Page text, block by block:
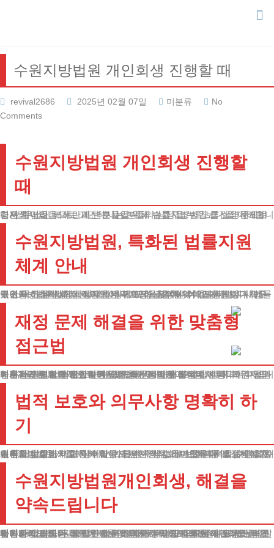
수원지방법원 개인회생 진행할 때
revival2686 2025년 02월 07일 미분류
No
Comments
수원지방법원 개인회생 진행할
때
경제적 어려움으로 고민하시는 분들의 심정을 누구보다 잘 이해합니다. 법무법인 테헤란의 변호사입니다. 수원지방법원 금전적 문제로 힘든 시간을 보내고 계신 분들을 위해 법률구조 제도를 설명해드리고자 합니다.
수원지방법원, 특화된 법률지원
체계 안내
수원지방법원개인회생절차는 귀하의 상황에 맞춰 진행됩니다. 법률구조를 신청하실 때는 기본 자격요건을 갖추셔야 합니다. 정기적으로 소득이 발생하는 직장인이나 자영업자여야 하며, 자산보다 채무액이 더 많은 상황이어야 합니다. 또한 총부채액이 제한 범위 내에 있어야 하는데, 이는 실제 상황에 따라 조정될 수 있습니다.
재정 문제 해결을 위한 맞춤형
접근법
채무정리를 위해서는 수원지방법원, 세밀한 분석이 선행되어야 합니다. 수원지방법원개인회생을 신청하면 법원에서는 채무자의 수입과 지출을 면밀히 검토합니다.
이를 바탕으로 적절한 변제금액을 산정하게 되는데, 이때 채무자의 기본적인 생활이 보장될 수 있도록 생계비를 고려합니다.
변제기간은 일반적으로 3년에서 5년 사이로 정해지며, 이 기간 동안 성실하게 변제를 완료하면 남은 채무는 면책됩니다.
법적 보호와 의무사항 명확히 하
기
수원지방법원개인회생이 인가되면 즉시 법적 보호가 시작됩니다. 채권추심이 중단되고, 이자발생도 정지되며, 급여압류 등의 강제집행도 중지됩니다.
이러한 보호조치를 통해 채무자는 안정적으로 변제계획을 수행할 수 있게 됩니다.
수원지방법원, 다만 이러한 보호에는 책임이 따릅니다. 결정된 변제계획을 성실히 이행해야 하며, 급여가 상승하면 법원에 보고해야 합니다.
수원지방법원개인회생, 해결을
약속드립니다
수원지방법원, 우리 법인은 귀하의 재정적 자유를 위해 모든 노력을 다하고 있습니다. 복잡한 법적 절차가 두렵고 어려우시더라도 걱정하지 마십시오.
법원과의 긴밀한 협력 관계를 바탕으로 각종 사례를 해결해왔습니다. 채무조정이 필요한 순간, 망설이지 마시고 연락주세요. 법무법인 테헤란이 귀하의 든든한 법률 조력자가 되어드리겠습니다.
재정적 어려움은 누구에게나 찾아올 수 있으며, 이는 결코 개인의 잘못만은 아닙니다. 중요한 것은 적절한 해결방법을 찾아 실행하는 것입니다.